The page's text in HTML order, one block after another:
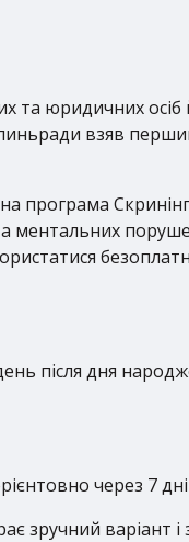
та юридичних осіб
взяв
програма
ментальних
після дня
через 7
зручний варіант і